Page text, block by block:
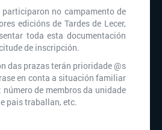
no campamento de
edicións de Tardes de Lecer,
toda esta documentación
de inscripción.
das prazas terán prioridade @s
en conta a situación familiar
número de membros da unidade
pais traballan, etc.